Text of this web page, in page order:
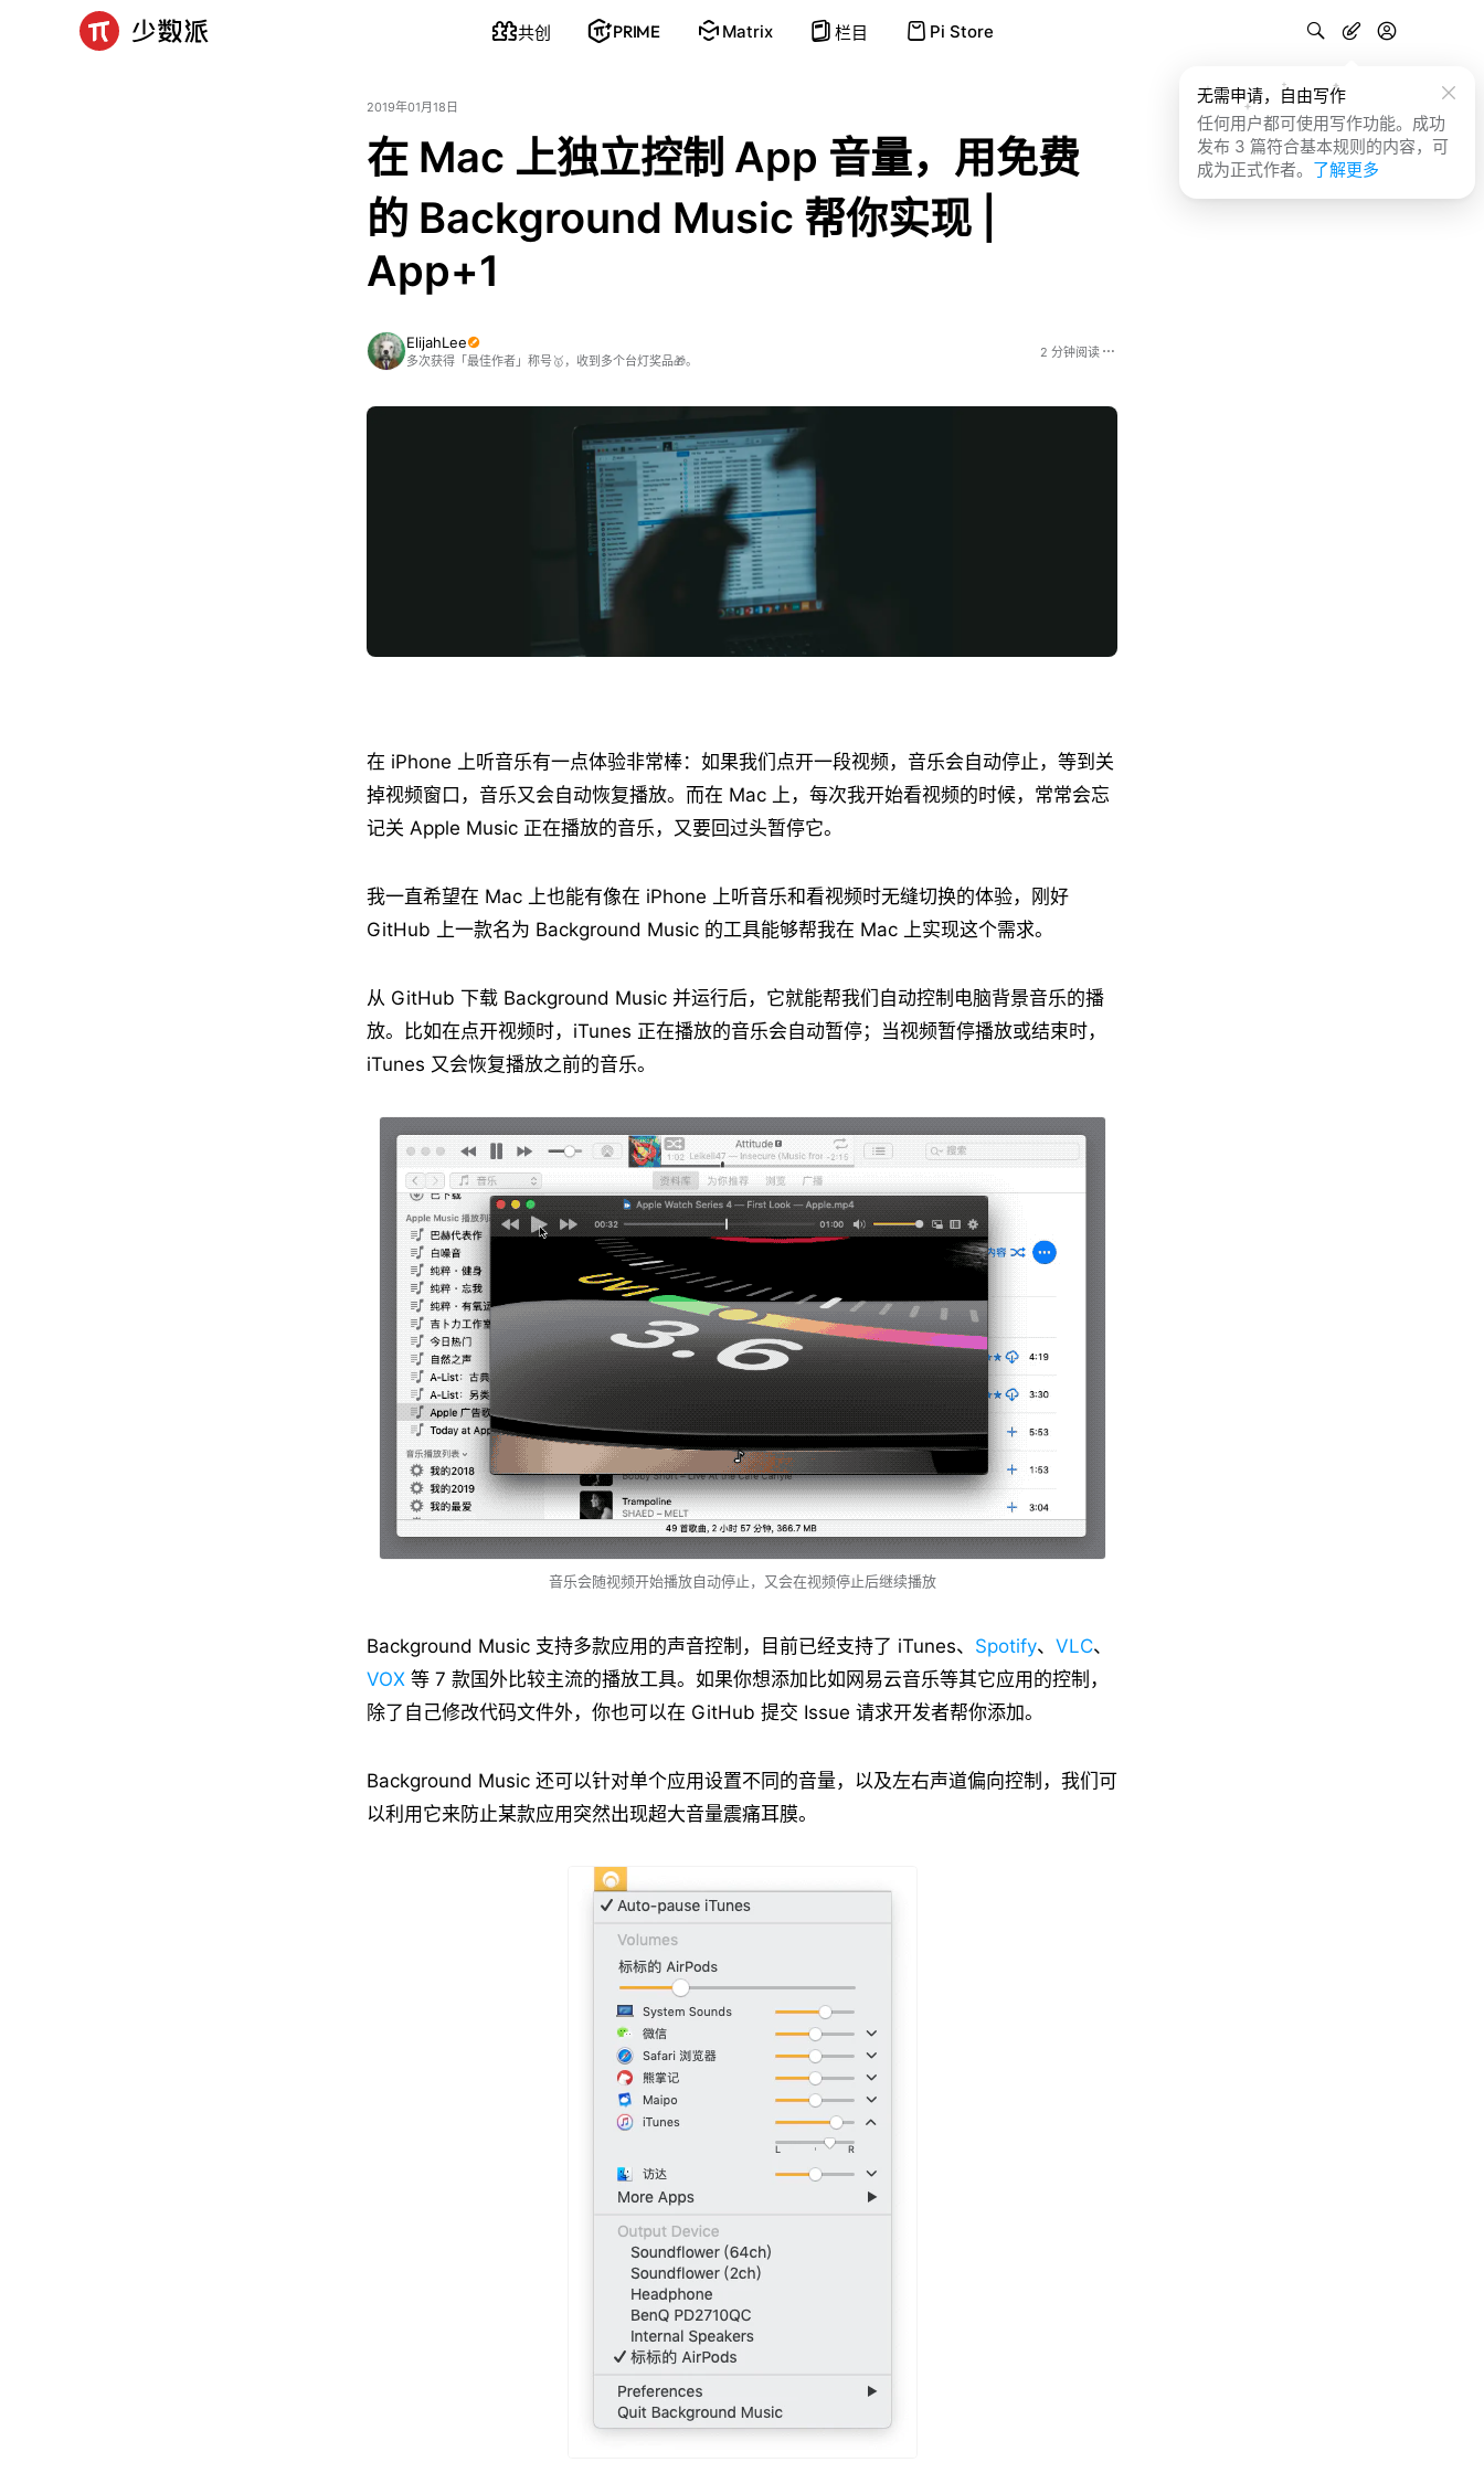
共创 PRIME Matrix 栏目 Pi Store
无需申请，自由写作
任何用户都可使用写作功能。成功
发布 3 篇符合基本规则的内容，可
成为正式作者。 了解更多
2019年01月18日
在 Mac 上独立控制 App 音量，用免费
的 Background Music 帮你实现 |
App+1
ElijahLee
多次获得「最佳作者」称号🥇，收到多个台灯奖品🎁。
2 分钟阅读
在 iPhone 上听音乐有一点体验非常棒：如果我们点开一段视频，音乐会自动停止，等到关
掉视频窗口，音乐又会自动恢复播放。而在 Mac 上，每次我开始看视频的时候，常常会忘
记关 Apple Music 正在播放的音乐，又要回过头暂停它。
我一直希望在 Mac 上也能有像在 iPhone 上听音乐和看视频时无缝切换的体验，刚好
GitHub 上一款名为 Background Music 的工具能够帮我在 Mac 上实现这个需求。
从 GitHub 下载 Background Music 并运行后，它就能帮我们自动控制电脑背景音乐的播
放。比如在点开视频时，iTunes 正在播放的音乐会自动暂停；当视频暂停播放或结束时，
iTunes 又会恢复播放之前的音乐。
音乐会随视频开始播放自动停止，又会在视频停止后继续播放
Background Music 支持多款应用的声音控制，目前已经支持了 iTunes、 Spotify、 VLC、
VOX 等 7 款国外比较主流的播放工具。如果你想添加比如网易云音乐等其它应用的控制，
除了自己修改代码文件外，你也可以在 GitHub 提交 Issue 请求开发者帮你添加。
Background Music 还可以针对单个应用设置不同的音量，以及左右声道偏向控制，我们可
以利用它来防止某款应用突然出现超大音量震痛耳膜。